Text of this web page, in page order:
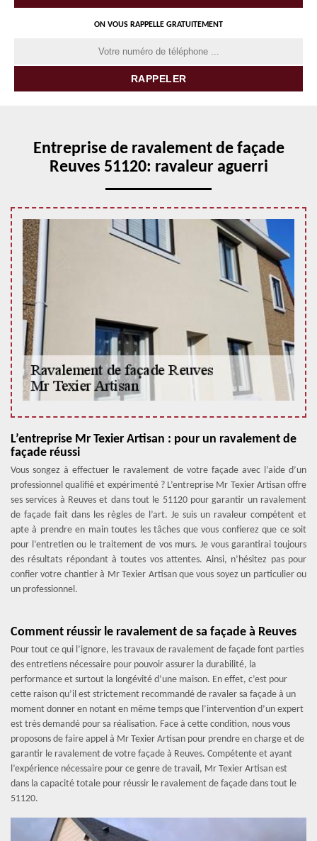
ON VOUS RAPPELLE GRATUITEMENT
Entreprise de ravalement de façade
Reuves 51120: ravaleur aguerri
L’entreprise Mr Texier Artisan : pour un ravalement de
façade réussi
Vous songez à effectuer le ravalement de votre façade avec l’aide d’un
professionnel qualifié et expérimenté ? L’entreprise Mr Texier Artisan offre
ses services à Reuves et dans tout le 51120 pour garantir un ravalement
de façade fait dans les règles de l’art. Je suis un ravaleur compétent et
apte à prendre en main toutes les tâches que vous confierez que ce soit
pour l’entretien ou le traitement de vos murs. Je vous garantirai toujours
des résultats répondant à toutes vos attentes. Ainsi, n’hésitez pas pour
confier votre chantier à Mr Texier Artisan que vous soyez un particulier ou
un professionnel.
Comment réussir le ravalement de sa façade à Reuves
Pour tout ce qui l’ignore, les travaux de ravalement de façade font parties
des entretiens nécessaire pour pouvoir assurer la durabilité, la
performance et surtout la longévité d’une maison. En effet, c’est pour
cette raison qu’il est strictement recommandé de ravaler sa façade à un
moment donner en notant en même temps que l’intervention d’un expert
est très demandé pour sa réalisation. Face à cette condition, nous vous
proposons de faire appel à Mr Texier Artisan pour prendre en charge et de
garantir le ravalement de votre façade à Reuves. Compétente et ayant
l’expérience nécessaire pour ce genre de travail, Mr Texier Artisan est
dans la capacité totale pour réussir le ravalement de façade dans tout le
51120.